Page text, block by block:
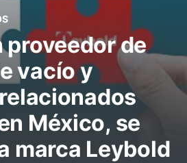
proveedor de
vacío y
México, se
marca Leybold